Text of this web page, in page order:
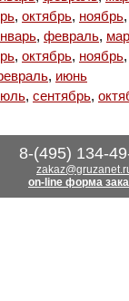
, октябрь, ноябрь
, февраль,
, октябрь, ноябрь
, июнь
, сентябрь,
8-(495) 134-
on-line форма